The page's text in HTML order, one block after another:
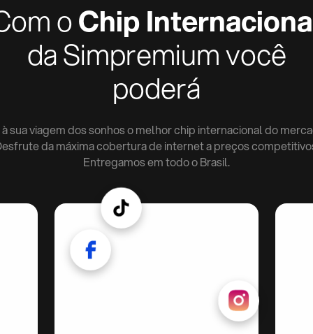
oChip
da Simpremium você
poderá
sua viagem dos sonhos o melhor chip internacional do
da máxima cobertura de internet a preços
Entregamos em todo o Brasil.